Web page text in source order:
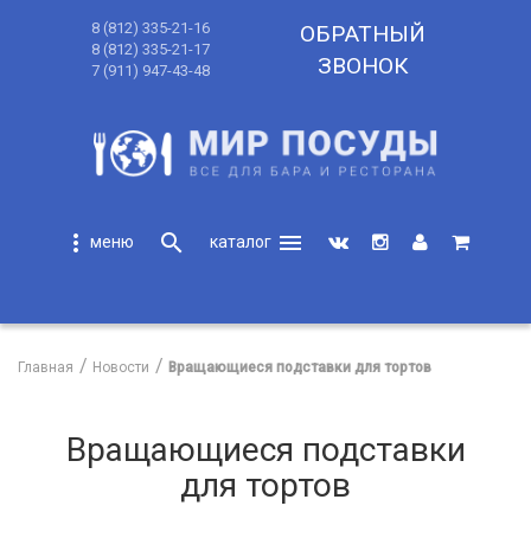
8 (812) 335-21-16
8 (812) 335-21-17
7 (911) 947-43-48
ОБРАТНЫЙ
ЗВОНОК
more_vert search
menu
Главная Новости Вращающиеся подставки для тортов
Вращающиеся подставки
для тортов